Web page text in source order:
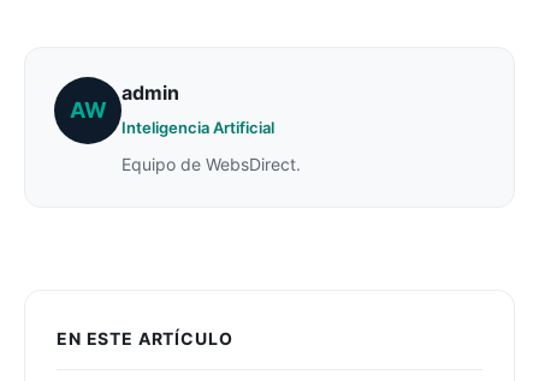
EN ESTE ARTÍCULO
AW
admin
Inteligencia Artificial
Equipo de WebsDirect.